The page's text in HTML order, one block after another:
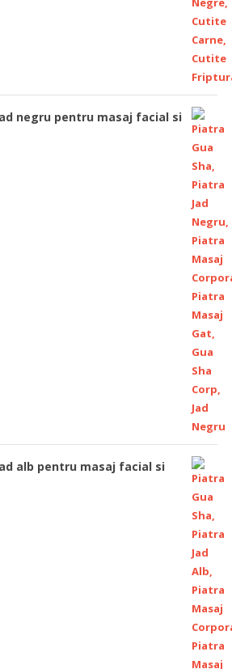
negru pentru masaj facial si
alb pentru masaj facial si